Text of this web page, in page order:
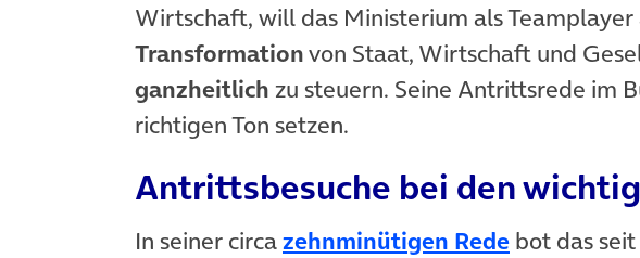
Wirtschaft, will das Ministerium als
Transformationvon Staat, Wirtschaft und
ganzheitlich zu steuern. Seine Antrittsrede im
richtigen Ton setzen.
Antrittsbesuche bei den
In seiner circazehnminütigen Rede(öffnet in
bot das